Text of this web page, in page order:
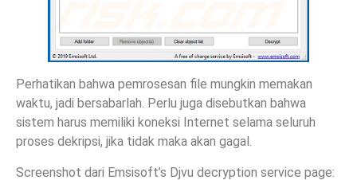
Perhatikan bahwa pemrosesan file mungkin memakan
waktu, jadi bersabarlah. Perlu juga disebutkan bahwa
sistem harus memiliki koneksi Internet selama seluruh
proses dekripsi, jika tidak maka akan gagal.
Screenshot dari Emsisoft’s Djvu decryption service page: